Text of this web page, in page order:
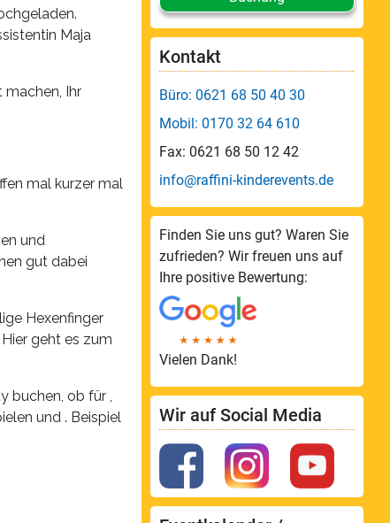
Maja
machen, Ihr
mal kurzer mal
und
gut dabei
Hexenfinger
geht es zum
buchen, ob für ,
und . Beispiel
Kontakt
Büro: 0621 68 50 40 30
Mobil: 0170 32 64 610
Fax: 0621 68 50 12 42
info@raffini-kinderevents.de
Finden Sie uns gut? Waren Sie
zufrieden? Wir freuen uns auf
Ihre positive Bewertung:
Vielen Dank!
Wir auf Social Media